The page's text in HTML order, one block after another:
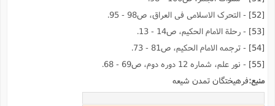
- التحرک الاسلامى فى العراق، ص98 - 95.
- رحلة الامام الحکیم، ص14 - 13.
- ترجمه الامام الحکیم، ص81 - 73.
- نور علم، شماره 12 دوره دوم، ص69 - 68.
منبع:فرهیختگان تمدن شیعه